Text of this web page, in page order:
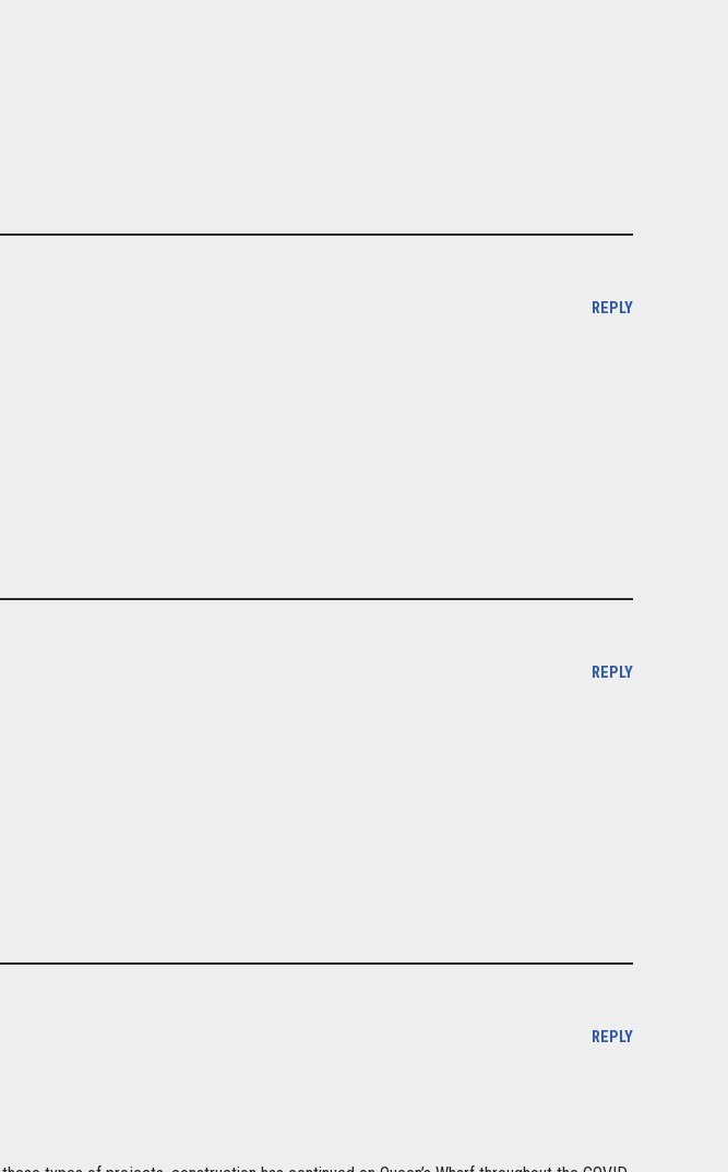
REPLY
REPLY
REPLY